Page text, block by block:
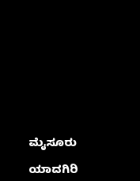
ಮೈಸೂರು
ಯಾದಗಿರಿ